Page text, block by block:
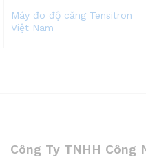
Máy đo độ căng Tensitron
Việt Nam
Công Ty TNHH Công